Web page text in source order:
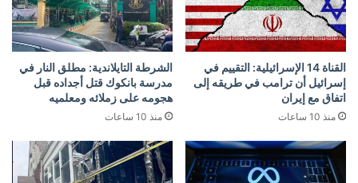
القناة 14 الإسرائيلية: التقييم في
إسرائيل أن ترامب في طريقه إلى
اتفاق مع إيران
منذ 10 ساعات
الشرطة التايلاندية: مطلق النار في
مدرسة بانكوك قتل أجداده قبل
هجومه على زملائه ومعلميه
منذ 10 ساعات